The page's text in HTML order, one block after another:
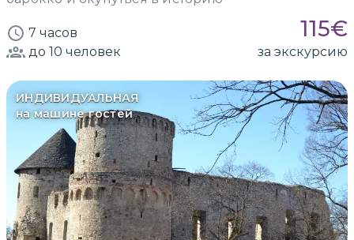
7 часов 115€
до 10 человек за экскурсию
ИНДИВИДУАЛЬНАЯ
на машине гостей